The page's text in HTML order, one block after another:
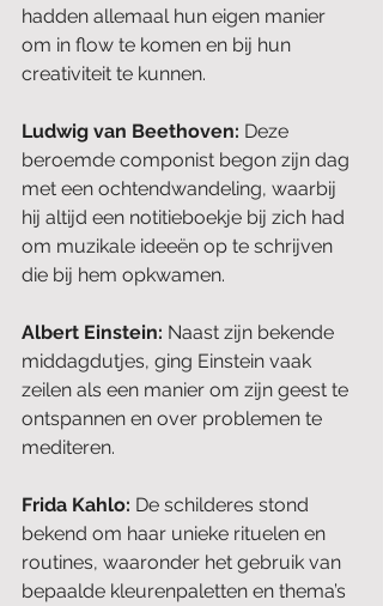
hadden allemaal hun eigen manier
om in flow te komen en bij hun
creativiteit te kunnen.
Ludwig van Beethoven: Deze
beroemde componist begon zijn dag
met een ochtendwandeling, waarbij
hij altijd een notitieboekje bij zich had
om muzikale ideeën op te schrijven
die bij hem opkwamen.
Albert Einstein: Naast zijn bekende
middagdutjes, ging Einstein vaak
zeilen als een manier om zijn geest te
ontspannen en over problemen te
mediteren.
Frida Kahlo: De schilderes stond
bekend om haar unieke rituelen en
routines, waaronder het gebruik van
bepaalde kleurenpaletten en thema’s